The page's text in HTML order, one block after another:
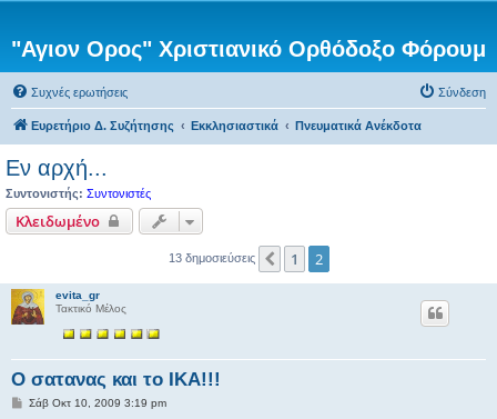
"Αγιον Ορος" Χριστιανικό Ορθόδοξο Φόρουμ
Συχνές ερωτήσεις Σύνδεση
Ευρετήριο Δ. Συζήτησης Εκκλησιαστικά Πνευματικά Ανέκδοτα
Εν αρχή...
Συντονιστής: Συντονιστές
Κλειδωμένο
13 δημοσιεύσεις Προηγούμενη
1 2
evita_gr
Τακτικό Μέλος
Ο σατανας και το ΙΚΑ!!!
ΔΣάβ Οκτ 10, 2009 3:19 pm